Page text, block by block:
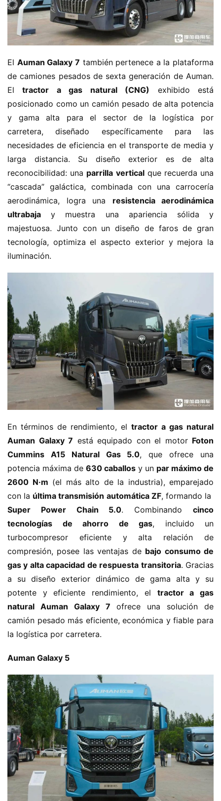
El ​ ​Auman Galaxy 7​ ​ también pertenece a la plataforma
de camiones pesados de sexta generación de Auman.
El ​​tractor a gas natural (CNG)​
​ exhibido está
posicionado como un camión pesado de alta potencia
y gama alta para el sector de la logística por
carretera, diseñado específicamente para las
necesidades de eficiencia en el transporte de media y
larga distancia. Su diseño exterior es de alta
reconocibilidad: una ​ ​parrilla vertical​​ que recuerda una
“cascada” galáctica, combinada con una carrocería
aerodinámica, logra una ​ ​resistencia aerodinámica
ultrabaja​ ​ y muestra una apariencia sólida y
majestuosa. Junto con un diseño de faros de gran
tecnología, optimiza el aspecto exterior y mejora la
iluminación.
En términos de rendimiento, el ​ ​tractor a gas natural
Auman Galaxy 7​ ​ está equipado con el motor ​ ​Foton
Cummins A15 Natural Gas 5.0​​, que ofrece una
potencia máxima de ​ ​630 caballos​ ​ y un ​ ​par máximo de
2600 N·m​ ​ (el más alto de la industria), emparejado
con la ​ ​última transmisión automática ZF​​, formando la ​
Super Power Chain 5.0​​. Combinando ​​cinco
tecnologías de ahorro de gas​​, incluido un
turbocompresor eficiente y alta relación de
compresión, posee las ventajas de ​ ​bajo consumo de
gas y alta capacidad de respuesta transitoria​​. Gracias
a su diseño exterior dinámico de gama alta y su
potente y eficiente rendimiento, el ​ ​tractor a gas
natural Auman Galaxy 7​ ​ ofrece una solución de
camión pesado más eficiente, económica y fiable para
la logística por carretera.
​Auman Galaxy 5​